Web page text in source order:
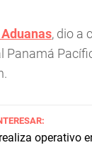
, dio a
Panamá
operativo